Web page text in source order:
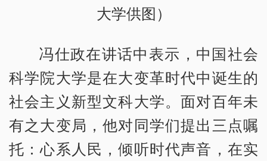
大学供图）
冯仕政在讲话中表示，中国社会
科学院大学是在大变革时代中诞生的
社会主义新型文科大学。面对百年未
有之大变局，他对同学们提出三点嘱
托：心系人民，倾听时代声音，在实